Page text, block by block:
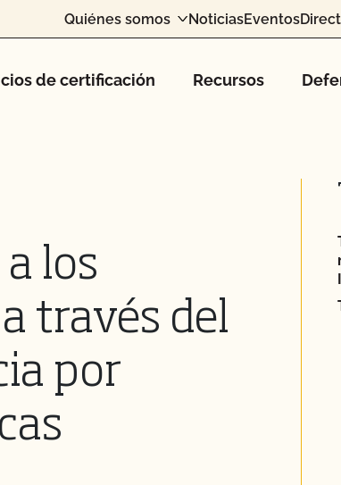
Quiénes somos NoticiasEventos
de certificación Recursos
a los
través del
por